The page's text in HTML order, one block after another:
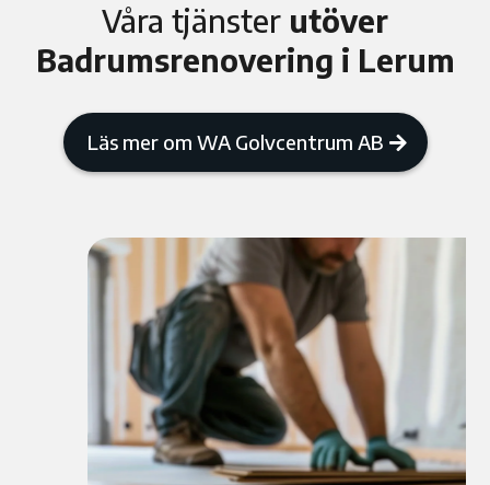
Våra tjänster utöver
Badrumsrenovering i Lerum
Läs mer om WA Golvcentrum AB